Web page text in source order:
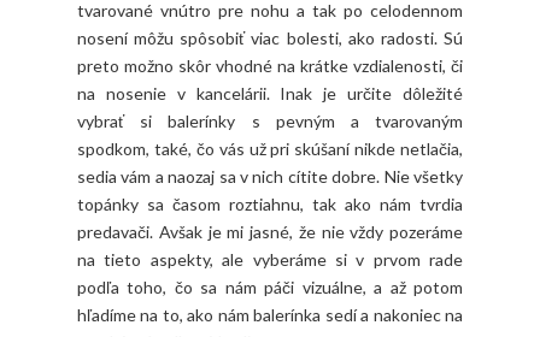
tvarované vnútro pre nohu a tak po celodennom
nosení môžu spôsobiť viac bolesti, ako radosti. Sú
preto možno skôr vhodné na krátke vzdialenosti, či
na nosenie v kancelárii. Inak je určite dôležité
vybrať si balerínky s pevným a tvarovaným
spodkom, také, čo vás už pri skúšaní nikde netlačia,
sedia vám a naozaj sa v nich cítite dobre. Nie všetky
topánky sa časom roztiahnu, tak ako nám tvrdia
predavači. Avšak je mi jasné, že nie vždy pozeráme
na tieto aspekty, ale vyberáme si v prvom rade
podľa toho, čo sa nám páči vizuálne, a až potom
hľadíme na to, ako nám balerínka sedí a nakoniec na